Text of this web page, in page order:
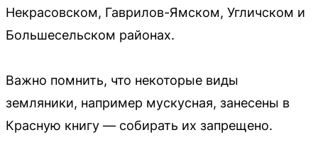
Некрасовском, Гаврилов-Ямском, Угличском и
Большесельском районах.
Важно помнить, что некоторые виды
земляники, например мускусная, занесены в
Красную книгу — собирать их запрещено.